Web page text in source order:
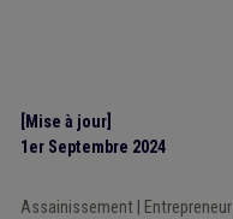
[Mise à jour]
1er Septembre 2024
Assainissement| Entrepreneur|